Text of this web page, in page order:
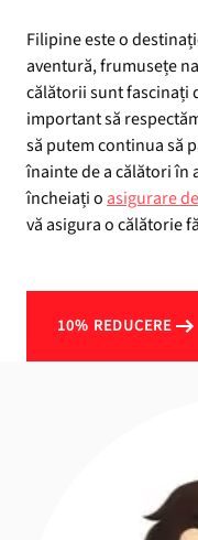
Filipine este o
aventură, frumusețe
călătorii sunt fascinați
important să
să putem continua să
înainte de a călători în
încheiați o asigurare
vă asigura o călătorie
10% REDUCERE